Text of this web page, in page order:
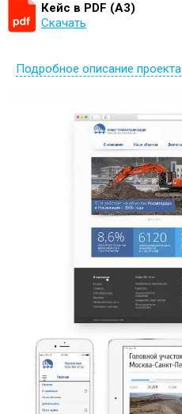
Кейс в PDF (А3)
Скачать
Подробное описание проекта